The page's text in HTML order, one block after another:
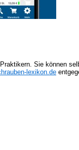
Sie können
lexikon.de